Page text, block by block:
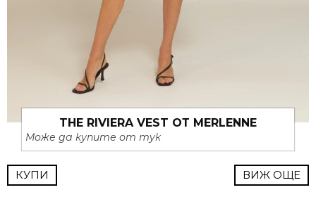
THE RIVIERA VEST ОТ MERLENNE
Може да купите от тук
КУПИ ВИЖ ОЩЕ